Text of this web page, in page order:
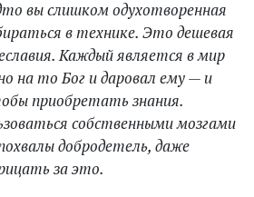
вы слишком одухотворенная
в технике. Это дешевая
Каждый является в мир
на то Бог и даровал ему — и
приобретать знания.
собственными мозгами
добродетель, даже
за это.